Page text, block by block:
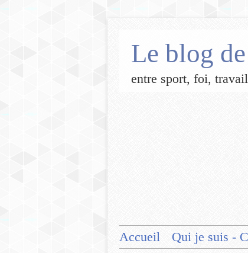
Le blog
entre sport, foi,
Accueil Qui je suis -